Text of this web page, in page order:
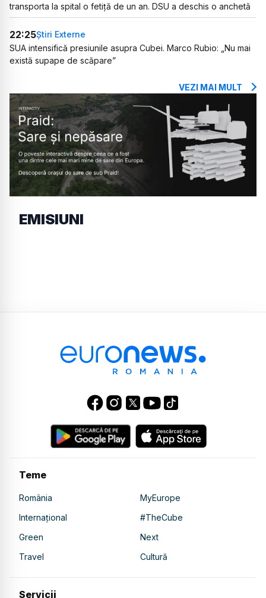
transporta la spital o fetiță de un an. DSU a deschis o anchetă
22:25Știri Externe
SUA intensifică presiunile asupra Cubei. Marco Rubio: „Nu mai
există supape de scăpare”
VEZI MAI MULT
EMISIUNI
Teme
România
MyEurope
Internațional
#TheCube
Green
Next
Travel
Cultură
Servicii